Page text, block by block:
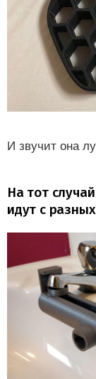
И звучит она
На тот
идут с